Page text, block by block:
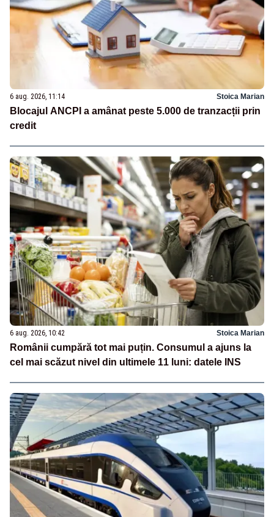
6 aug. 2026, 11:14 Stoica Marian
Blocajul ANCPI a amânat peste 5.000 de tranzacții prin
credit
6 aug. 2026, 10:42 Stoica Marian
Românii cumpără tot mai puțin. Consumul a ajuns la
cel mai scăzut nivel din ultimele 11 luni: datele INS